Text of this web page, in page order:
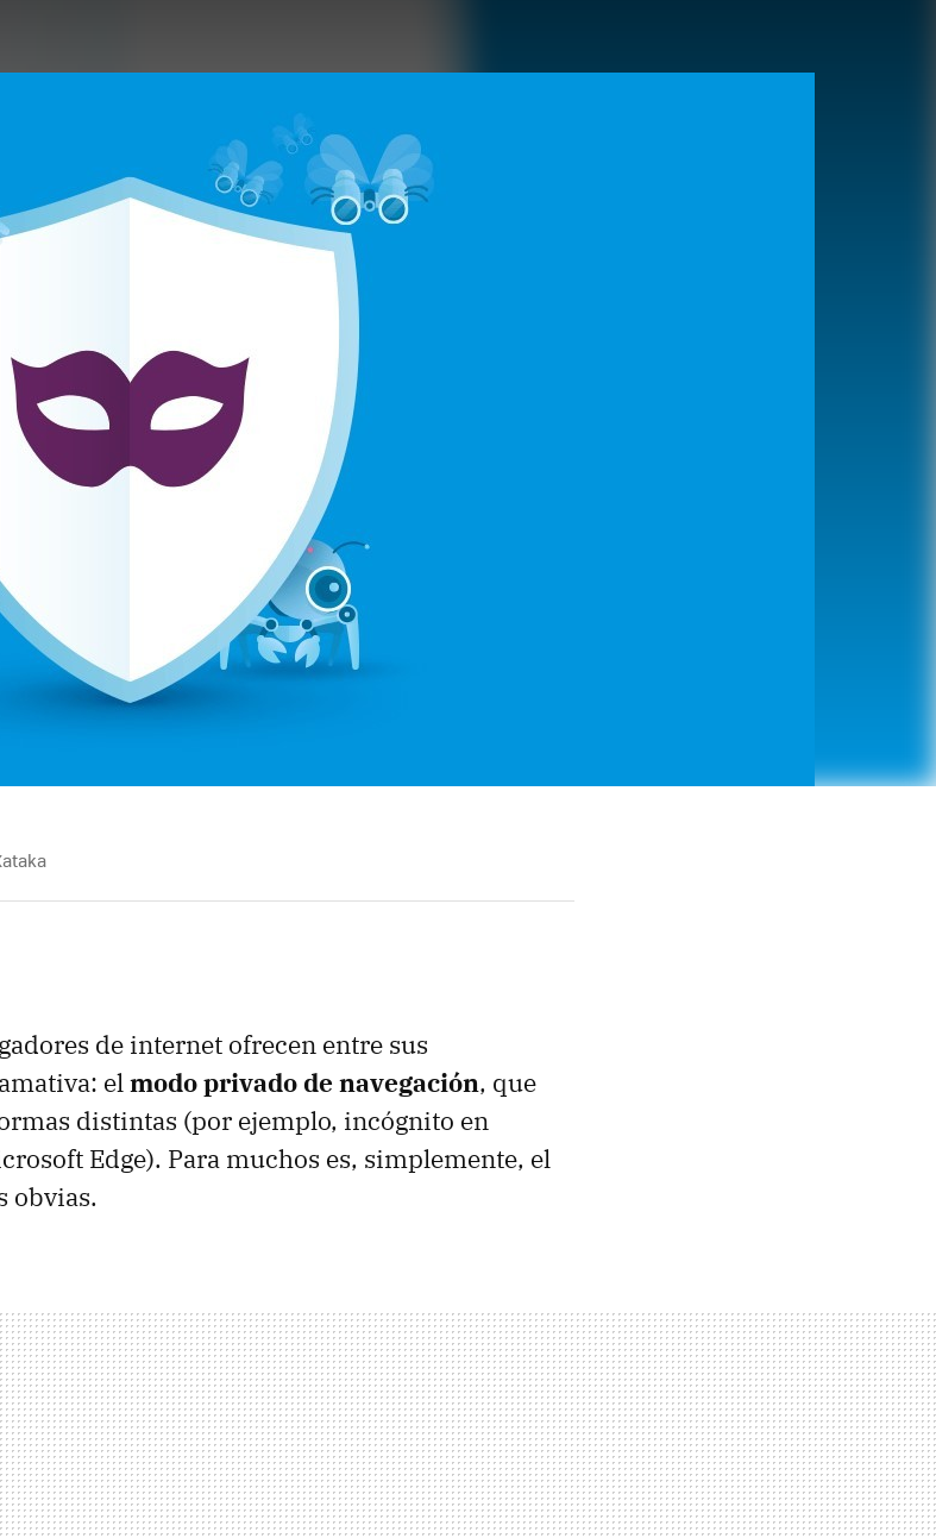
de internet ofrecen entre sus
elmodo privado de navegación, que
distintas (por ejemplo, incógnito en
Edge). Para muchos es, simplemente, el
obvias.